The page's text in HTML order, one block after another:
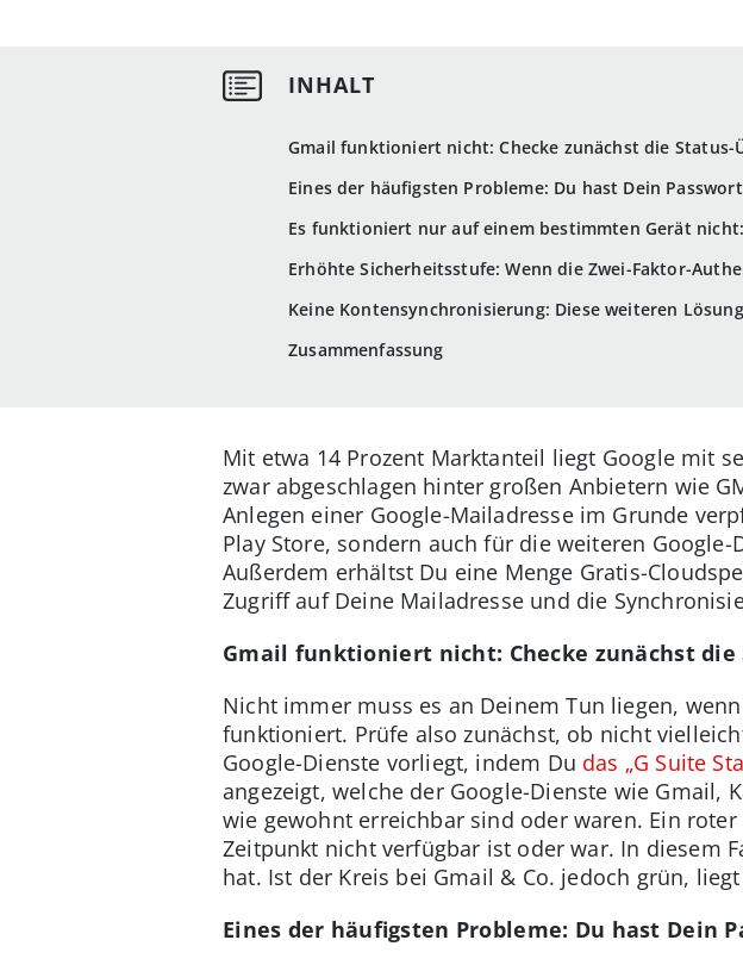
Gmail funktioniert nicht: Checke zunächst die Status-
Eines der häufigsten Probleme: Du hast Dein
Es funktioniert nur auf einem bestimmten Gerät
Erhöhte Sicherheitsstufe: Wenn die Zwei-Faktor-
Keine Kontensynchronisierung: Diese weiteren
Zusammenfassung
Mit etwa 14 Prozent Marktanteil liegt Google mit
zwar abgeschlagen hinter großen Anbietern wie
Anlegen einer Google-Mailadresse im Grunde
Play Store, sondern auch für die weiteren
Außerdem erhältst Du eine Menge Gratis-
Zugriff auf Deine Mailadresse und die
Gmail funktioniert nicht: Checke zunächst die
Nicht immer muss es an Deinem Tun liegen,
funktioniert. Prüfe also zunächst, ob nicht
Google-Dienste vorliegt, indem Du das „G Suite
angezeigt, welche der Google-Dienste wie Gmail,
wie gewohnt erreichbar sind oder waren. Ein
Zeitpunkt nicht verfügbar ist oder war. In diesem
hat. Ist der Kreis bei Gmail & Co. jedoch grün,
Eines der häufigsten Probleme: Du hast Dein